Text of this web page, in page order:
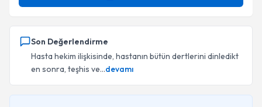
Son Değerlendirme
Hasta hekim ilişkisinde, hastanın bütün dertlerini dinledikt
en sonra, teşhis ve...devamı